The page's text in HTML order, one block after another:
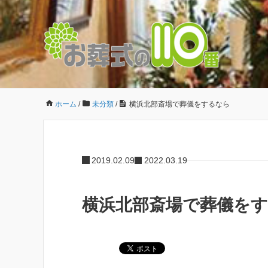
ホーム / 未分類 / 横浜北部斎場で葬儀をするなら
2019.02.09 2022.03.19
横浜北部斎場で葬儀を